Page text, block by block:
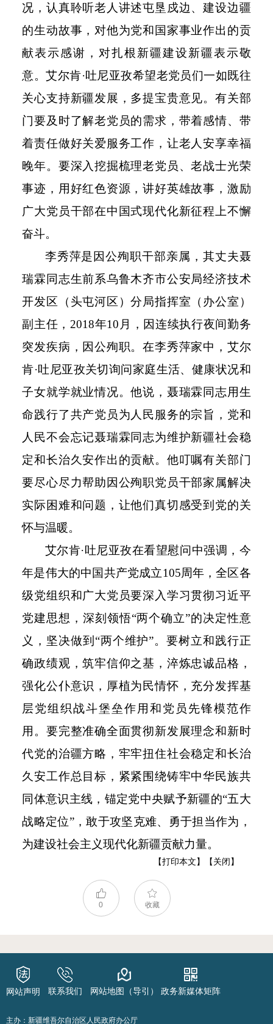
况，认真聆听老人讲述屯垦戍边、建设边疆
的生动故事，对他为党和国家事业作出的贡
献表示感谢，对扎根新疆建设新疆表示敬
意。艾尔肯·吐尼亚孜希望老党员们一如既往
关心支持新疆发展，多提宝贵意见。有关部
门要及时了解老党员的需求，带着感情、带
着责任做好关爱服务工作，让老人安享幸福
晚年。要深入挖掘梳理老党员、老战士光荣
事迹，用好红色资源，讲好英雄故事，激励
广大党员干部在中国式现代化新征程上不懈
奋斗。
李秀萍是因公殉职干部亲属，其丈夫聂
瑞霖同志生前系乌鲁木齐市公安局经济技术
开发区（头屯河区）分局指挥室（办公室）
副主任， 2018年10 月，因连续执行夜间勤务
突发疾病，因公殉职。在李秀萍家中，艾尔
肯·吐尼亚孜关切询问家庭生活、健康状况和
子女就学就业情况。他说，聂瑞霖同志用生
命践行了共产党员为人民服务的宗旨，党和
人民不会忘记聂瑞霖同志为维护新疆社会稳
定和长治久安作出的贡献。他叮嘱有关部门
要尽心尽力帮助因公殉职党员干部家属解决
实际困难和问题，让他们真切感受到党的关
怀与温暖。
艾尔肯·吐尼亚孜在看望慰问中强调，今
年是伟大的中国共产党成立105周年，全区各
级党组织和广大党员要深入学习贯彻习近平
党建思想，深刻领悟“两个确立”的决定性意
义，坚决做到“两个维护”。要树立和践行正
确政绩观，筑牢信仰之基，淬炼忠诚品格，
强化公仆意识，厚植为民情怀，充分发挥基
层党组织战斗堡垒作用和党员先锋模范作
用。要完整准确全面贯彻新发展理念和新时
代党的治疆方略，牢牢扭住社会稳定和长治
久安工作总目标，紧紧围绕铸牢中华民族共
同体意识主线，锚定党中央赋予新疆的“五大
战略定位”，敢于攻坚克难、勇于担当作为，
为建设社会主义现代化新疆贡献力量。
【打印本文】 【关闭】
0 收藏
网站声明 联系我们 网站地图（导引） 政务新媒体矩阵
主办：新疆维吾尔自治区人民政府办公厅